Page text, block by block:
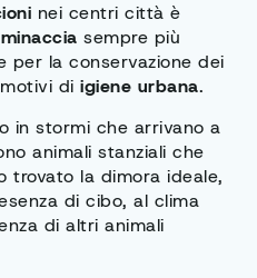
nei centri città è
minaccia sempre più
per la conservazione dei
di igiene urbana.
in stormi che arrivano a
animali stanziali che
trovato la dimora ideale,
di cibo, al clima
di altri animali